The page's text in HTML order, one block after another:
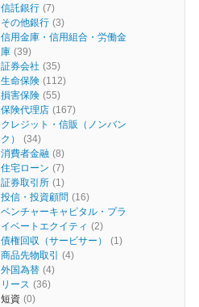
信託銀行 (7)
その他銀行 (3)
信用金庫・信用組合・労働金
庫 (39)
証券会社 (35)
生命保険 (112)
損害保険 (55)
保険代理店 (167)
クレジット・信販（ノンバン
ク）
(34)
消費者金融 (8)
住宅ローン (7)
証券取引所 (1)
投信・投資顧問 (16)
ベンチャーキャピタル・プラ
イベートエクイティ (2)
債権回収（サービサー）
(1)
商品先物取引
(4)
外国為替 (4)
リース (36)
短資 (0)